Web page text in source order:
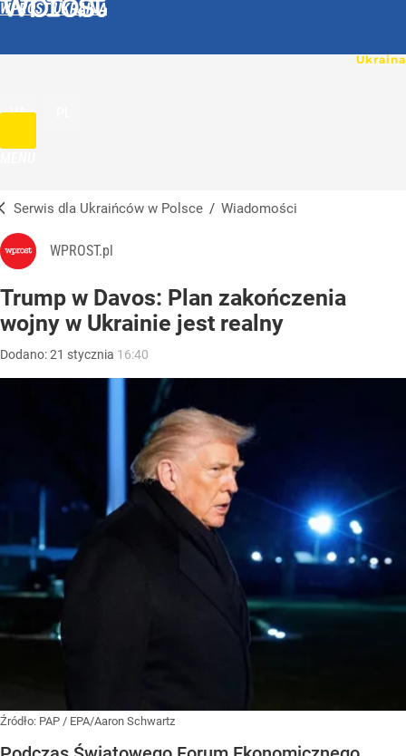
WPROST UKRAINA
UA
Serwis dla Ukraińców w Polsce / Wiadomości
WPROST.pl
Trump w Davos: Plan zakończenia
wojny w Ukrainie jest realny
Dodano:21 stycznia 16:40
Źródło: PAP / EPA/Aaron Schwartz